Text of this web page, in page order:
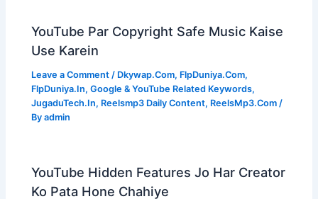
YouTube Par Copyright Safe Music Kaise
Use Karein
Leave a Comment / Dkywap.Com, FlpDuniya.Com,
FlpDuniya.In,Google & YouTube Related Keywords,
JugaduTech.In, Reelsmp3 Daily Content, ReelsMp3.Com /
Byadmin
YouTube Hidden Features Jo Har Creator
Ko Pata Hone Chahiye